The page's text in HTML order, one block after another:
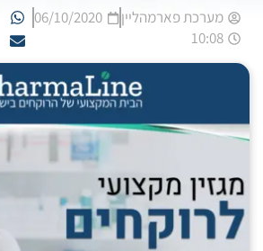
מערכת פארמהליין
06/10/2020
10:08